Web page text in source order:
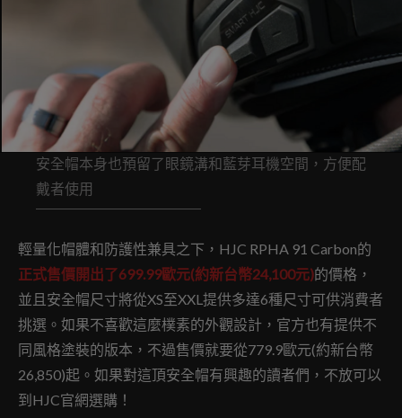
安全帽本身也預留了眼鏡溝和藍芽耳機空間，方便配
戴者使用
輕量化帽體和防護性兼具之下，HJC RPHA 91 Carbon的
正式售價開出了699.99歐元(約新台幣24,100元)的價格，
並且安全帽尺寸將從XS至XXL提供多達6種尺寸可供消費者
挑選。如果不喜歡這麼樸素的外觀設計，官方也有提供不
同風格塗裝的版本，不過售價就要從779.9歐元(約新台幣
26,850)起。如果對這頂安全帽有興趣的讀者們，不放可以
到HJC官網選購！